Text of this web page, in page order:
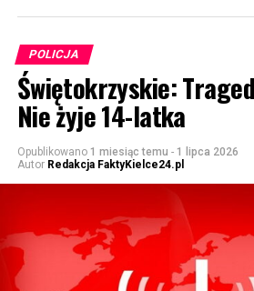
POLICJA
Świętokrzyskie:
Nie żyje 14-latka
Opublikowano 1 miesiąc temu - 1 lipca 2026
Autor Redakcja FaktyKielce24.pl